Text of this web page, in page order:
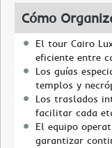
Cómo
El tour Cairo
eficiente entre
Los guías
templos y
Los traslados
facilitar cada
El equipo
garantizar